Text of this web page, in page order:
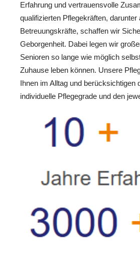
Erfahrung und vertrauensvolle
qualifizierten Pflegekräften, darunter
Betreuungskräfte, schaffen wir
Geborgenheit. Dabei legen wir
Senioren so lange wie möglich
Zuhause leben können. Unsere
Ihnen im Alltag und berücksichtigen
individuelle Pflegegrade und den